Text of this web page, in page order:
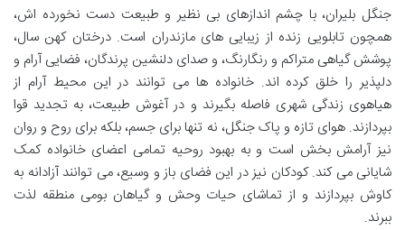
جنگل بلیران، با چشم اندازهای بی نظیر و طبیعت دست نخورده اش،
همچون تابلویی زنده از زیبایی های مازندران است. درختان کهن سال،
پوشش گیاهی متراکم و رنگارنگ، و صدای دلنشین پرندگان، فضایی آرام و
دلپذیر را خلق کرده اند. خانواده ها می توانند در این محیط آرام از
هیاهوی زندگی شهری فاصله بگیرند و در آغوش طبیعت، به تجدید قوا
بپردازند. هوای تازه و پاک جنگل، نه تنها برای جسم، بلکه برای روح و روان
نیز آرامش بخش است و به بهبود روحیه تمامی اعضای خانواده کمک
شایانی می کند. کودکان نیز در این فضای باز و وسیع، می توانند آزادانه به
کاوش بپردازند و از تماشای حیات وحش و گیاهان بومی منطقه لذت
ببرند.